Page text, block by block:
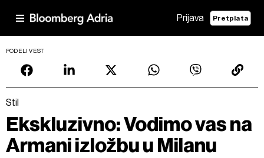
Prijava Pretplata
PODELI VEST
Stil
Ekskluzivno: Vodimo vas na
Armani izložbu u Milanu